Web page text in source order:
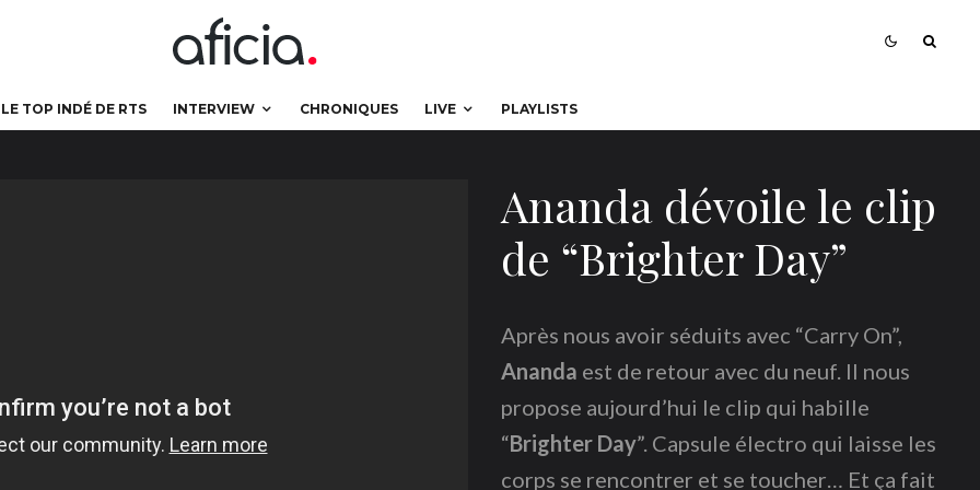
LE TOP INDÉ DE RTS INTERVIEW CHRONIQUES LIVE PLAYLISTS
Ananda dévoile le clip
de “Brighter Day”
Après nous avoir séduits avec “Carry On”,
Ananda est de retour avec du neuf. Il nous
propose aujourd’hui le clip qui habille
“Brighter Day”. Capsule électro qui laisse les
corps se rencontrer et se toucher… Et ça fait